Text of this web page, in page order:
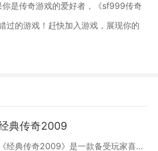
是传奇游戏的爱好者，《sf999传奇
过的游戏！赶快加入游戏，展现你的
典传奇2009
《经典传奇2009》是一款备受玩家喜爱的中国网络游戏。它于2009年正式发布，迅速赢得了广大玩家的青睐。作为经典传奇系列的一部分，这款游戏延续了传统传奇游戏的精髓，同时又加入